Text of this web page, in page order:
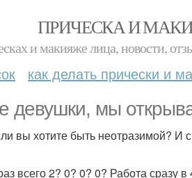
ПРИЧЕСКА И
и макияже лица, новости,
как делать прически и
девушки, мы
вы хотите быть неотразимой? И
всего 2? 0? 0? 0? Работа сразу